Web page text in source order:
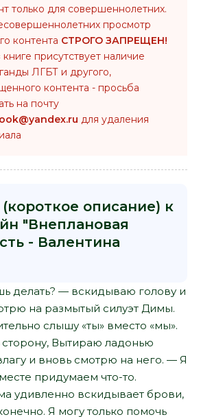
только для совершеннолетних.
просмотр
контента СТРОГО ЗАПРЕЩЕН!
книге присутствует наличие
ЛГБТ и другого,
контента - просьба
на почту
для удаления
описание) к
"Внеплановая
- Валентина
делать? — вскидываю голову и
на размытый силуэт Димы.
слышу «ты» вместо «мы».
Вытираю ладонью
и вновь смотрю на него. — Я
придумаем что-то.
удивленно вскидывает брови,
Я могу только помочь